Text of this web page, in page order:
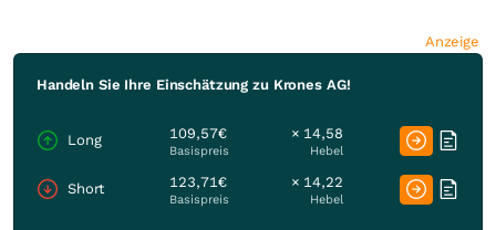
Anzeige
Handeln Sie Ihre Einschätzung zu Krones AG!
Long 109,57€
Basispreis
× 14,58
Hebel
Short 123,71€
Basispreis
× 14,22
Hebel